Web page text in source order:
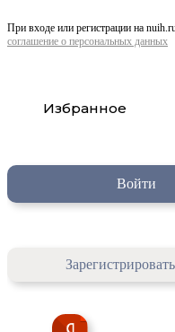
При входе или регистрации на
соглашение о персональных данных
Избранное
Войти